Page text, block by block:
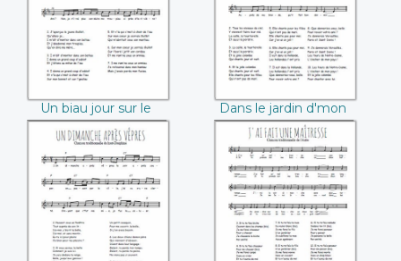
Un biau jour sur le
bord de l'iau
Dans le jardin d'mon
père
Un dimanche après
vêpres
J'ai fait une
maitresse